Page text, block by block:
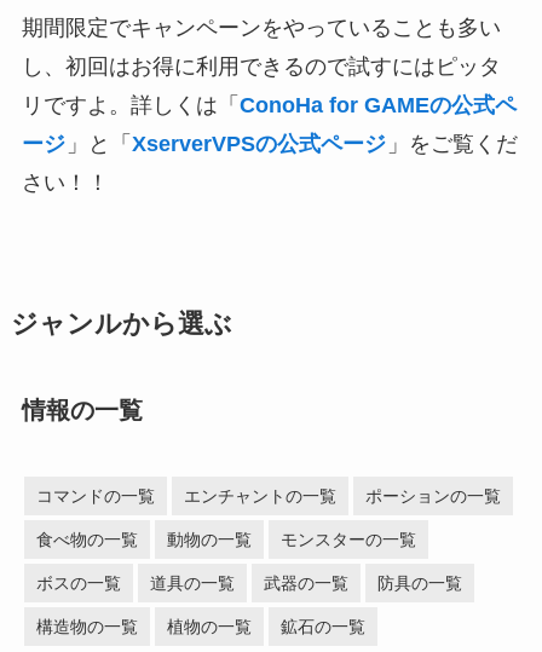
期間限定でキャンペーンをやっていることも多い
し、初回はお得に利用できるので試すにはピッタ
リですよ。詳しくは「 ConoHa for GAMEの公式ペ
ージ 」と「 XserverVPSの公式ページ 」をご覧くだ
さい！！
ジャンルから選ぶ
情報の一覧
コマンドの一覧 エンチャントの一覧 ポーションの一覧
食べ物の一覧 動物の一覧 モンスターの一覧
ボスの一覧 道具の一覧 武器の一覧 防具の一覧
構造物の一覧 植物の一覧 鉱石の一覧